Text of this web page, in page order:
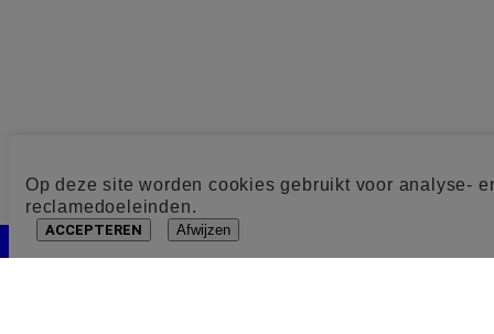
Op deze site worden cookies gebruikt voor analyse-
reclamedoeleinden.
ACCEPTEREN Afwijzen
Cookie toestemming